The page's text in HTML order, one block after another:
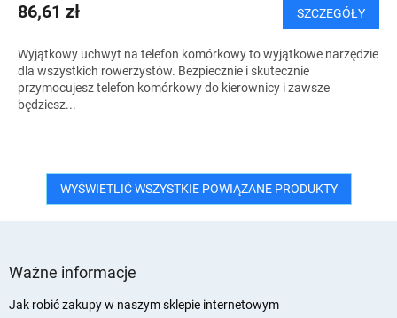
86,61 zł SZCZEGÓŁY
Wyjątkowy uchwyt na telefon komórkowy to wyjątkowe narzędzie
dla wszystkich rowerzystów. Bezpiecznie i skutecznie
przymocujesz telefon komórkowy do kierownicy i zawsze
będziesz...
WYŚWIETLIĆ WSZYSTKIE POWIĄZANE PRODUKTY
Ważne informacje
Jak robić zakupy w naszym sklepie internetowym